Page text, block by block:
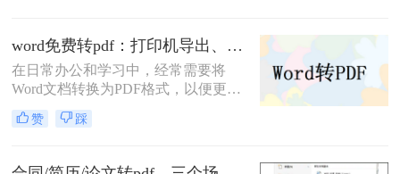
三种将Word转换为PDF的方法。
word免费转pdf：打印机导出、Word自带、在线工具三选一！
在日常办公和学习中，经常需要将
Word文档转换为PDF格式，以便更好
地分享、打印或存档。那么word怎么
转换成pdf免费呢？本文将介绍三种免
赞 踩